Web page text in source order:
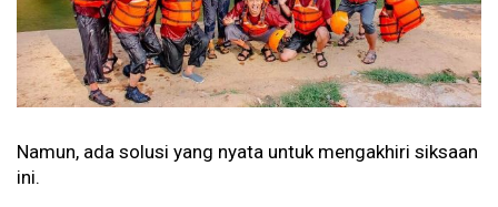
Namun, ada solusi yang nyata untuk mengakhiri siksaan
ini.